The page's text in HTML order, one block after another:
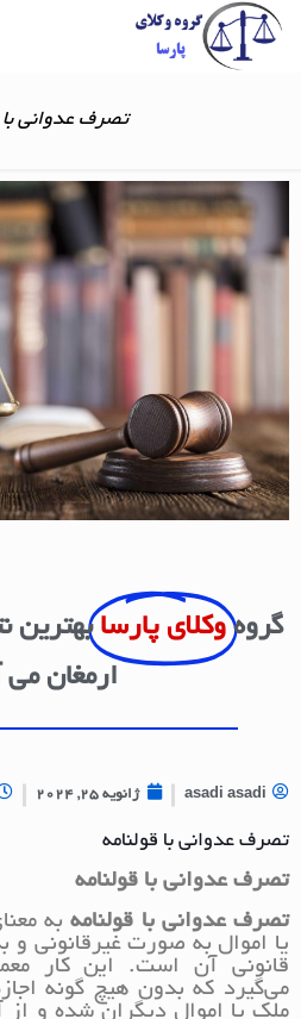
تصرف عدوانی با
گروه وکلای پارسا بهترین
ارمغان می
asadi asadi ژانویه 25, 2024
تصرف عدوانی با قولنامه
تصرف عدوانی با قولنامه
تصرف عدوانی با قولنامهبه
یا اموال به صورت غیرقانونی و
قانونی آن است. این کار
می‌گیرد که بدون هیچ گونه
ملک یا اموال دیگران شده و از